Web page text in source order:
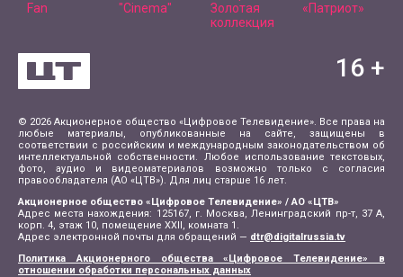
© 2026 Акционерное общество «Цифровое Телевидение». Все права на
любые материалы, опубликованные на сайте, защищены в
соответствии с российским и международным законодательством об
интеллектуальной собственности. Любое использование текстовых,
фото, аудио и видеоматериалов возможно только с согласия
правообладателя (АО «ЦТВ»). Для лиц старше 16 лет.
Акционерное общество «Цифровое Телевидение» / АО «ЦТВ»
Адрес места нахождения: 125167, г. Москва, Ленинградский пр-т, 37 А,
корп. 4, этаж 10, помещение XXII, комната 1.
Адрес электронной почты для обращений — dtr@digitalrussia.tv
Политика Акционерного общества «Цифровое Телевидение» в
отношении обработки персональных данных
16 +